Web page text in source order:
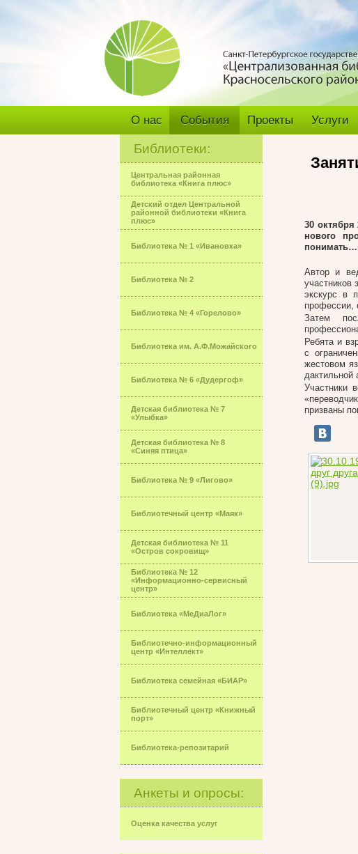
О нас События Проекты Услуги
Библиотеки:
Центральная районная
библиотека «Книга плюс»
Детский отдел Центральной
районной библиотеки «Книга
плюс»
Библиотека № 1 «Ивановка»
Библиотека № 2
Библиотека № 4 «Горелово»
Библиотека им. А.Ф.Можайского
Библиотека № 6 «Дудергоф»
Детская библиотека № 7
«Улыбка»
Детская библиотека № 8
«Синяя птица»
Библиотека № 9 «Лигово»
Библиотечный центр «Маяк»
Детская библиотека № 11
«Остров сокровищ»
Библиотека № 12
«Информационно-сервисный
центр»
Библиотека «МеДиаЛог»
Библиотечно-информационный
центр «Интеллект»
Библиотека семейная «БИАР»
Библиотечный центр «Книжный
порт»
Библиотека-репозитарий
Анкеты и опросы:
Оценка качества услуг
30
нового
Автор и
участников
экскурс в
профессии,
Затем
Ребята и
с
жестовом
дактильной
Участники
призваны